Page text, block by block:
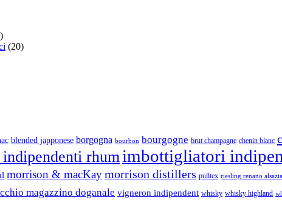
(20)
blended japponese borgogna bourbon bourgogne brut champagne chenin blanc
rhumimbottigliatori
morrison & macKaymorrison distillers pulltex riesling renano alsazia
magazzino doganale vigneron indipendent whisky whisky highland